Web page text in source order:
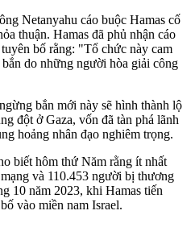
Netanyahu cáo buộc Hamas cố
thuận. Hamas đã phủ nhận cáo
bố rằng: "Tổ chức này cam
do những người hòa giải công
bắn mới này sẽ hình thành lộ
đột ở Gaza, vốn đã tàn phá lãnh
hoảng nhân đạo nghiêm trọng.
biết hôm thứ Năm rằng ít nhất
và 110.453 người bị thương
10 năm 2023, khi Hamas tiến
vào miền nam Israel.